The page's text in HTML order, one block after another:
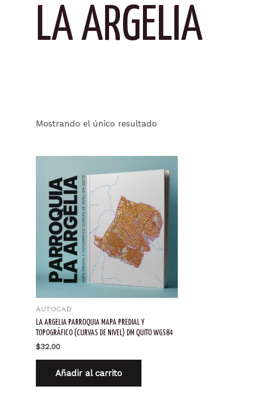
LA ARGELIA
Mostrando el único resultado
AUTOCAD
LA ARGELIA PARROQUIA MAPA PREDIAL Y
TOPOGRÁFICO (CURVAS DE NIVEL) DM QUITO WGS84
$32.00
Añadir al carrito